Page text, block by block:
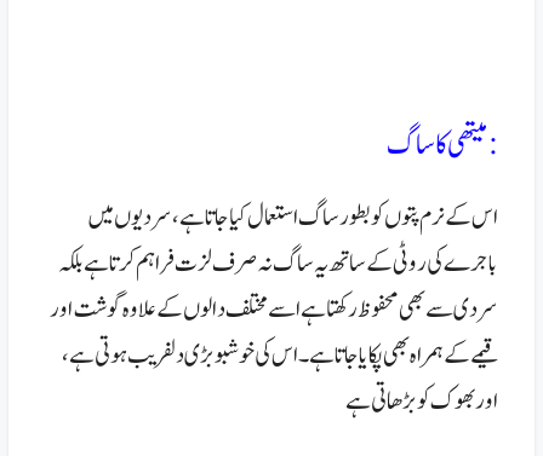
:میتھی کا ساگ
اس کے نرم پتوں کو بطور ساگ استعمال کیا جاتا ہے، سردیوں میں
باجرے کی روٹی کے ساتھ یہ ساگ نہ صرف لزت فراہم کرتا ہے بلکہ
سردی سے بھی محفوظ رکھتا ہے اسے مختلف دالوں کے علاوہ گوشت اور
قیمے کے ہمراہ بھی پکایا جاتا ہے۔ اس کی خوشبو بڑی دلفریب ہوتی ہے،
اوربھوک کو بڑھاتی ہے